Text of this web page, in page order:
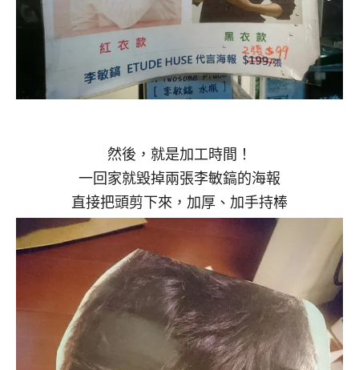
然後，就是加工時間！
一回家就毀掉兩張李敏鎬的海報
直接把頭剪下來，加厚、加手持棒